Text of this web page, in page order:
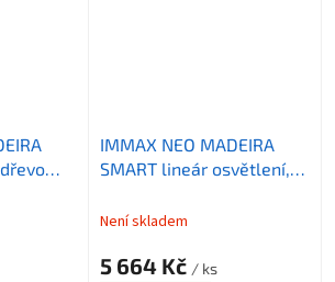
IMMAX NEO MADEIRA
SMART lineár osvětlení,
TUYA
Není skladem
5 664 Kč / ks